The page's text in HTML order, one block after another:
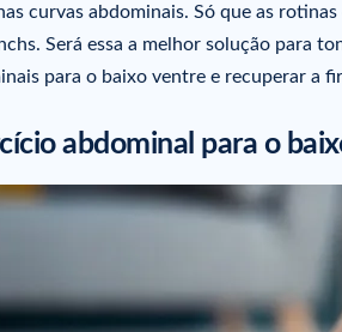
curvas abdominais. Só que as
Será essa a melhor solução para
para o baixo ventre e recuperar a
abdominal para o